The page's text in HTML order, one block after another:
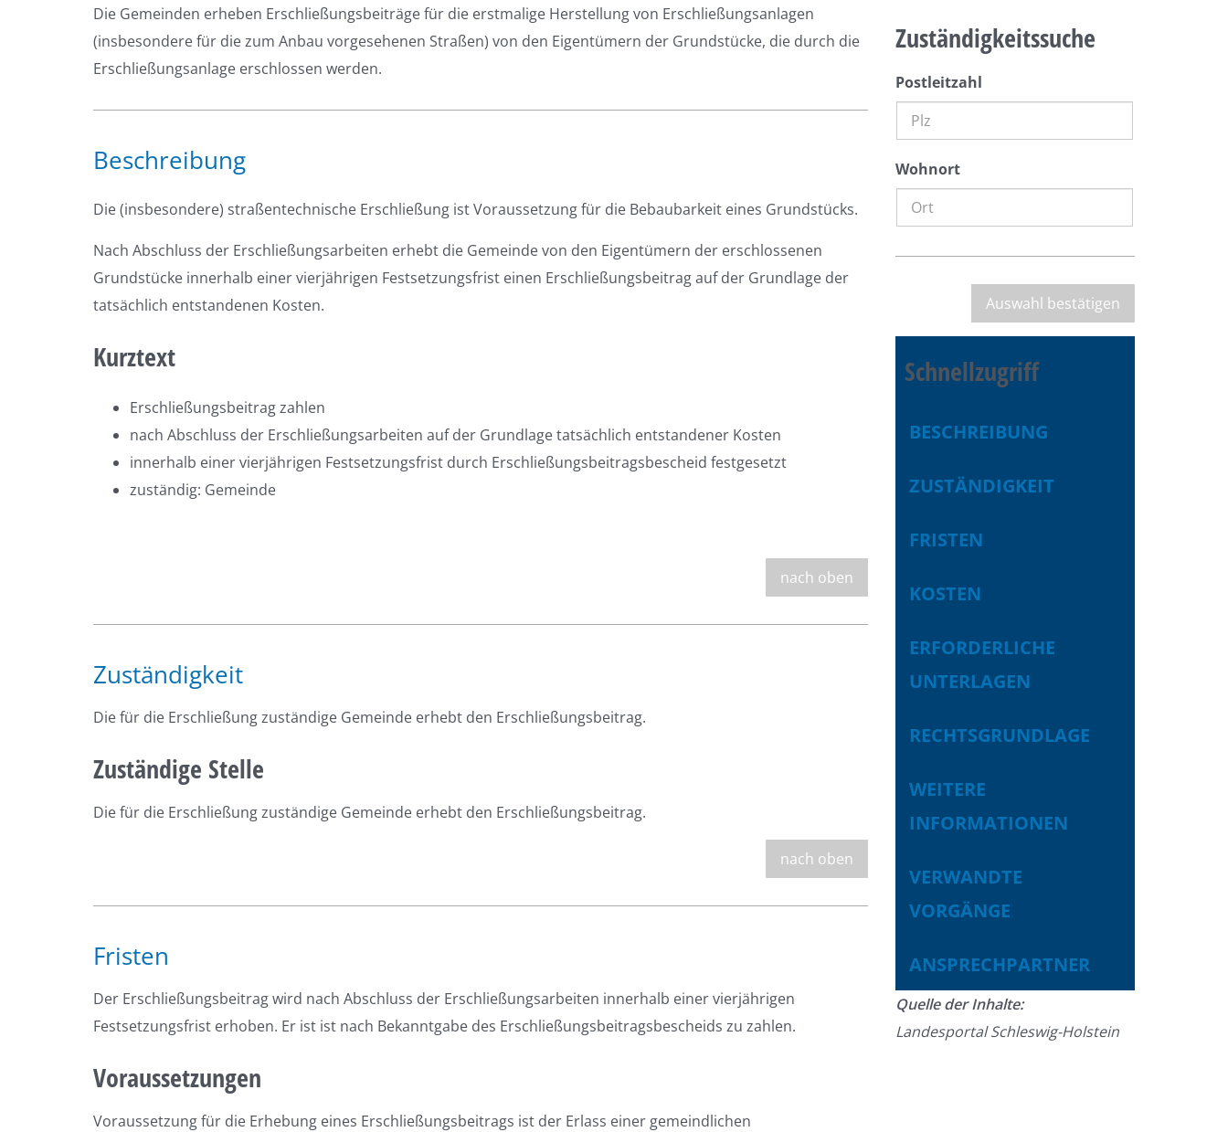
Zuständigkeitssuche
Postleitzahl
Wohnort
Schnellzugriff
BESCHREIBUNG
ZUSTÄNDIGKEIT
FRISTEN
KOSTEN
ERFORDERLICHE
UNTERLAGEN
RECHTSGRUNDLAGE
WEITERE
INFORMATIONEN
VERWANDTE
VORGÄNGE
ANSPRECHPARTNER
Quelle der Inhalte:
Landesportal Schleswig-Holstein
Die Gemeinden erheben Erschließungsbeiträge für die erstmalige Herstellung von Erschließungsanlagen
(insbesondere für die zum Anbau vorgesehenen Straßen) von den Eigentümern der Grundstücke, die durch die
Erschließungsanlage erschlossen werden.
Beschreibung
Die (insbesondere) straßentechnische Erschließung ist Voraussetzung für die Bebaubarkeit eines Grundstücks.
Nach Abschluss der Erschließungsarbeiten erhebt die Gemeinde von den Eigentümern der erschlossenen
Grundstücke innerhalb einer vierjährigen Festsetzungsfrist einen Erschließungsbeitrag auf der Grundlage der
tatsächlich entstandenen Kosten.
Kurztext
Erschließungsbeitrag zahlen
nach Abschluss der Erschließungsarbeiten auf der Grundlage tatsächlich entstandener Kosten
innerhalb einer vierjährigen Festsetzungsfrist durch Erschließungsbeitragsbescheid festgesetzt
zuständig: Gemeinde
nach oben
Zuständigkeit
Die für die Erschließung zuständige Gemeinde erhebt den Erschließungsbeitrag.
Zuständige Stelle
Die für die Erschließung zuständige Gemeinde erhebt den Erschließungsbeitrag.
nach oben
Fristen
Der Erschließungsbeitrag wird nach Abschluss der Erschließungsarbeiten innerhalb einer vierjährigen
Festsetzungsfrist erhoben. Er ist ist nach Bekanntgabe des Erschließungsbeitragsbescheids zu zahlen.
Voraussetzungen
Voraussetzung für die Erhebung eines Erschließungsbeitrags ist der Erlass einer gemeindlichen